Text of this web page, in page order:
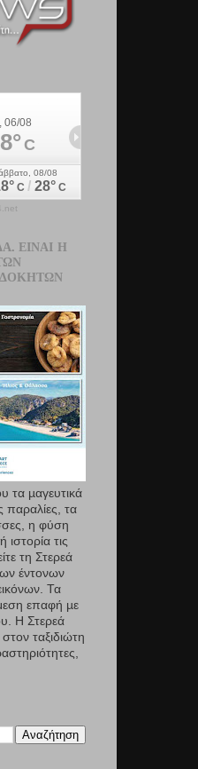
ΕΊΝΑΙ Η
τα µαγευτικά
παραλίες, τα
η φύση
τις
τη Στερεά
έντονων
Τα
επαφή µε
Η Στερεά
ταξιδιώτη